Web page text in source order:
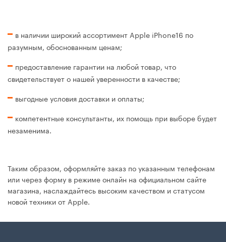
в наличии широкий ассортимент Apple iPhone16 по
разумным, обоснованным ценам;
предоставление гарантии на любой товар, что
свидетельствует о нашей уверенности в качестве;
выгодные условия доставки и оплаты;
компетентные консультанты, их помощь при выборе будет
незаменима.
Таким образом, оформляйте заказ по указанным телефонам
или через форму в режиме онлайн на официальном сайте
магазина, наслаждайтесь высоким качеством и статусом
новой техники от Apple.